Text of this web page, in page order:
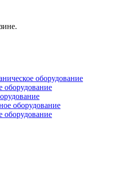
оборудование
оборудование
оборудование
оборудование